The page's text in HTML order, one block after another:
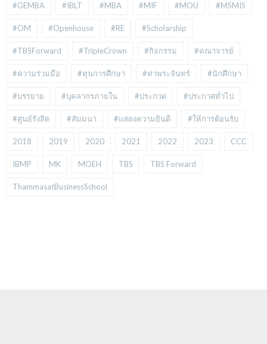
#GEMBA #IBLT #MBA #MIF #MOU #MSMIS
#OM #Openhouse #RE #Scholarship
#TBSForward #TripleCrown #กิจกรรม #คณาจารย์
#ความร่วมมือ #ทุนการศึกษา #ท่าพระจันทร์ #นักศึกษา
#บรรยาย #บุคลากรภายใน #ประกวด #ประกาศทั่วไป
#ศูนย์รังสิต #สัมมนา #แสดงความยินดี #ให้การต้อนรับ
2018 2019 2020 2021 2022 2023 CCC
IBMP MK MOEH TBS TBS Forward
ThammasatBusinessSchool